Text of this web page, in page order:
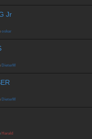
Jr
oskar
DieterM
DieterM
Harald